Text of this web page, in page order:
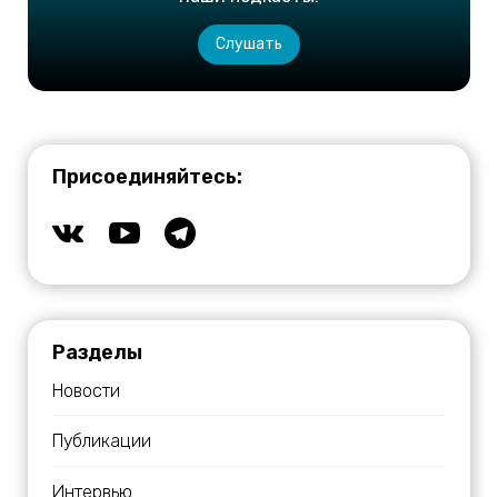
Слушать
Присоединяйтесь:
Разделы
Новости
Публикации
Интервью